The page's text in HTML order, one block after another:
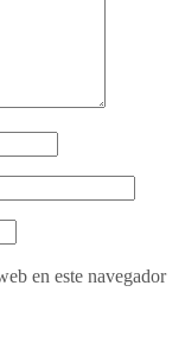
en este navegador